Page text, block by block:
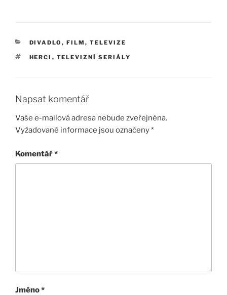
RUBRIKY
DIVADLO, FILM, TELEVIZE
ŠTÍTKY
HERCI , TELEVIZNÍ SERIÁLY
Napsat komentář
Vaše e-mailová adresa nebude zveřejněna.
Vyžadované informace jsou označeny*
Komentář*
Jméno*